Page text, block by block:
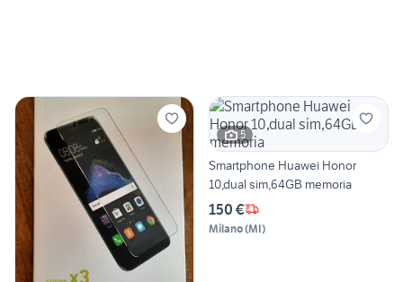
5
Smartphone Huawei Honor
10,dual sim,64GB memoria
150 €
Milano(MI)